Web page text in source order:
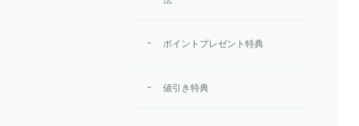
ポイントプレゼント特典
値引き特典